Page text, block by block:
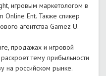
игровым маркетологом в
Online Ent. Также спикер
агентства Gamez U.
продажах и игровой
тему прибыльности
на российском рынке.